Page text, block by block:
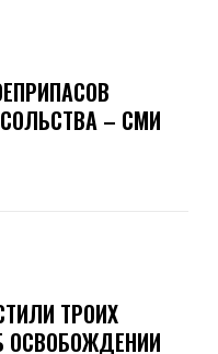
– СМИ
ТРОИХ
ОСВОБОЖДЕНИИ